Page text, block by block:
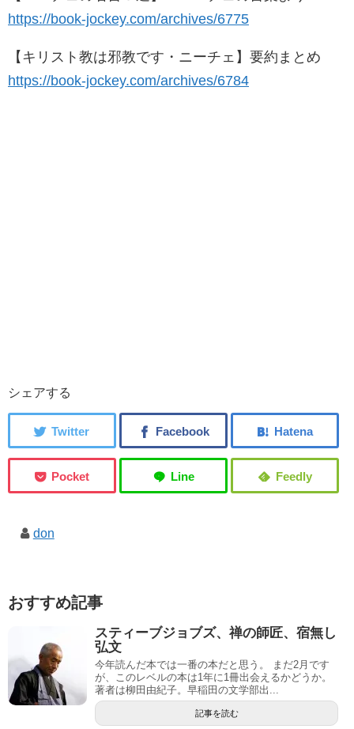
https://book-jockey.com/archives/6775
【キリスト教は邪教です・ニーチェ】要約まとめ
https://book-jockey.com/archives/6784
シェアする
don
おすすめ記事
スティーブジョブズ、禅の師匠、宿無し
弘文
今年読んだ本では一番の本だと思う。 まだ2月です
が、このレベルの本は1年に1冊出会えるかどうか。
著者は柳田由紀子。早稲田の文学部出...
記事を読む